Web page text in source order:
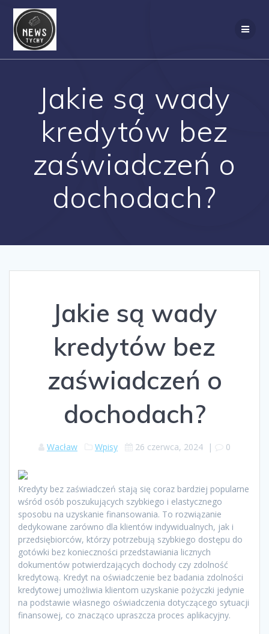
Jakie są wady
kredytów bez
zaświadczeń o
dochodach?
Jakie są wady
kredytów bez
zaświadczeń o
dochodach?
Wacław Wpisy 26 czerwca, 2024 | 0
Kredyty bez zaświadczeń stają się coraz bardziej popularne
wśród osób poszukujących szybkiego i elastycznego
sposobu na uzyskanie finansowania. To rozwiązanie
dedykowane zarówno dla klientów indywidualnych, jak i
przedsiębiorców, którzy potrzebują szybkiego dostępu do
gotówki bez konieczności przedstawiania licznych
dokumentów potwierdzających dochody czy zdolność
kredytową. Kredyt na oświadczenie bez badania zdolności
kredytowej umożliwia klientom uzyskanie pożyczki jedynie
na podstawie własnego oświadczenia dotyczącego sytuacji
finansowej, co znacząco upraszcza proces aplikacyjny.